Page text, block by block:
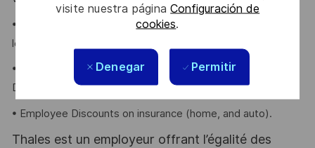
visite nuestra páginaConfiguración de
cookies.
Denegar Permitir
• Company paid holidays, vacation days, and paid sick
leave.
• Voluntary Life, AD&D, Critical Illness, Long-Term
Disability.
• Employee Discounts on insurance (home, and auto).
Thales est un employeur offrant l’égalité des